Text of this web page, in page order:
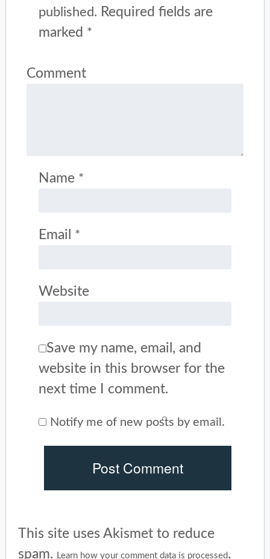
published. Required fields are
marked *
Comment
Name *
Email *
Website
Save my name, email, and
website in this browser for the
next time I comment.
Notify me of new posts by email.
This site uses Akismet to reduce
spam.
Learn how your comment data is processed.